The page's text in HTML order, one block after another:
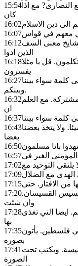
15:54 النصارى? مع اذا
كان
16:02
16:07معهم في قواس
16:12معنى السف
الذين ادوا
16:18قل يا مثلا
يفسرون
16:27كلمة سواء بيننا
وبينكم.
16:32مع العلم
ان
16:37كلمة سواء بيننا
16:43ولا يتخذ بعضنا
بعضا
16:50
16:57الغير في
17:02يلتقي التوحيد مع
17:09
17:15من الافتار. حتى
17:20القسيسان.
وان شئت
17:28ايضا التي تغذى
بها
17:35في فلسطين. يأتون
بصورة
17:41ويكتب تحت
الصورة